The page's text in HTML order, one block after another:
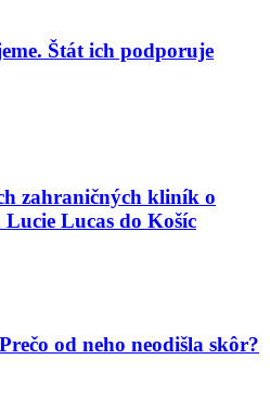
Štát ich podporuje
zahraničných kliník o
Lucas do Košíc
od neho neodišla skôr?